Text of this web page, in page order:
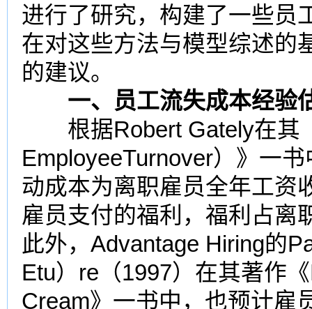
进行了研究，构建了一些员
在对这些方法与模型综述的
的建议。
一、员工流失成本经验
根据Robert Gately在其
EmployeeTurnover）》一
动成本为离职雇员全年工资
雇员支付的福利 ，福利占离
此外，Advantage Hiring的
Etu）re（1997）在其著作
Cream》一书中，也预计雇